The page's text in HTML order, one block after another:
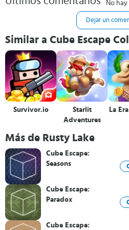
No
Dejar un
Similar a Cube Escape
Survivor.io
Starlit
Adventures
La
Más de Rusty Lake
Cube Escape:
Seasons
Cube Escape:
Paradox
Cube Escape: